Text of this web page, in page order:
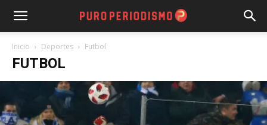
Inicio Deportes Futbol
FUTBOL